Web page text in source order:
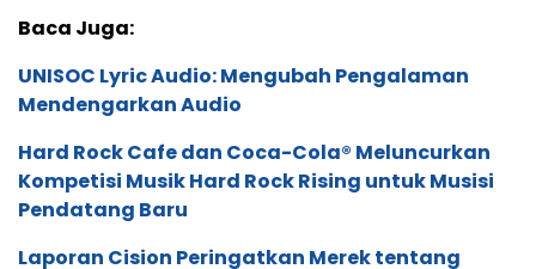
Baca Juga:
UNISOC Lyric Audio: Mengubah Pengalaman
Mendengarkan Audio
Hard Rock Cafe dan Coca-Cola® Meluncurkan
Kompetisi Musik Hard Rock Rising untuk Musisi
Pendatang Baru
Laporan Cision Peringatkan Merek tentang